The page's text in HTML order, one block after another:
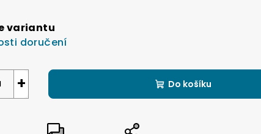
variantu
doručení
+ Do košíku